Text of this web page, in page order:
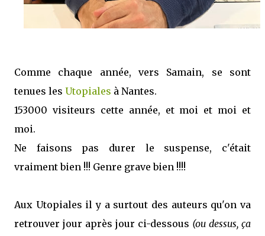
Comme chaque année, vers Samain, se sont
tenues les Utopiales à Nantes.
153000 visiteurs cette année, et moi et moi et
moi.
Ne faisons pas durer le suspense, c'était
vraiment bien !!! Genre grave bien !!!!
Aux Utopiales il y a surtout des auteurs qu'on va
retrouver jour après jour ci-dessous (ou dessus, ça